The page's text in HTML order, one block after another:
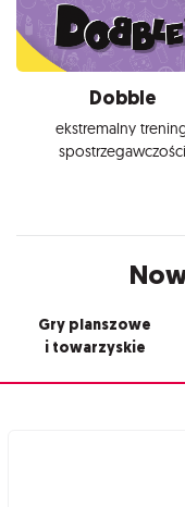
Dobble
ekstremalny
spostrzegawczości
Gry planszowe
i towarzyskie